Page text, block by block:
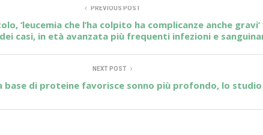
PREVIOUS POST
‘leucemia che l’ha colpito ha complicanze anche gravi’
dei casi, in età avanzata più frequenti infezioni e
NEXT POST
base di proteine favorisce sonno più profondo, lo studio